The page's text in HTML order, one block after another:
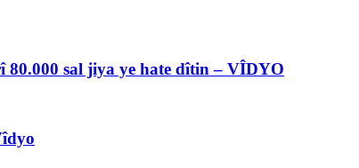
sal jiya ye hate dîtin – VÎDYO